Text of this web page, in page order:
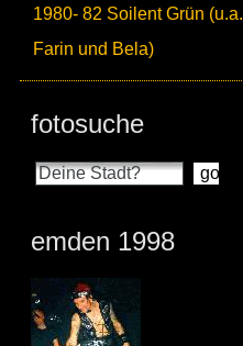
1980- 82 Soilent Grün (u.a.
Farin und Bela)
fotosuche
emden 1998